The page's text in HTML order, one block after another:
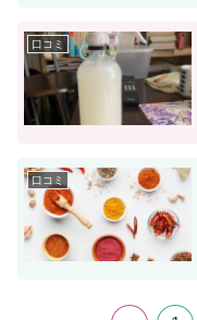
口コミ
口コミ